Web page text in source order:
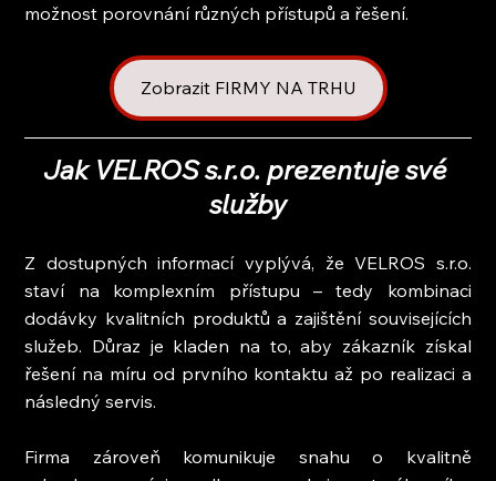
možnost porovnání různých přístupů a řešení.
Zobrazit FIRMY NA TRHU
Jak VELROS s.r.o. prezentuje své
služby
Z dostupných informací vyplývá, že VELROS s.r.o.
staví na komplexním přístupu – tedy kombinaci
dodávky kvalitních produktů a zajištění souvisejících
služeb. Důraz je kladen na to, aby zákazník získal
řešení na míru od prvního kontaktu až po realizaci a
následný servis.
Firma zároveň komunikuje snahu o kvalitně